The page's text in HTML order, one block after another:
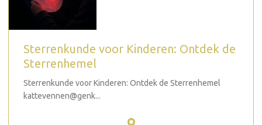
Sterrenkunde voor Kinderen: Ontdek de
Sterrenhemel
Sterrenkunde voor Kinderen: Ontdek de Sterrenhemel
kattevennen@genk...